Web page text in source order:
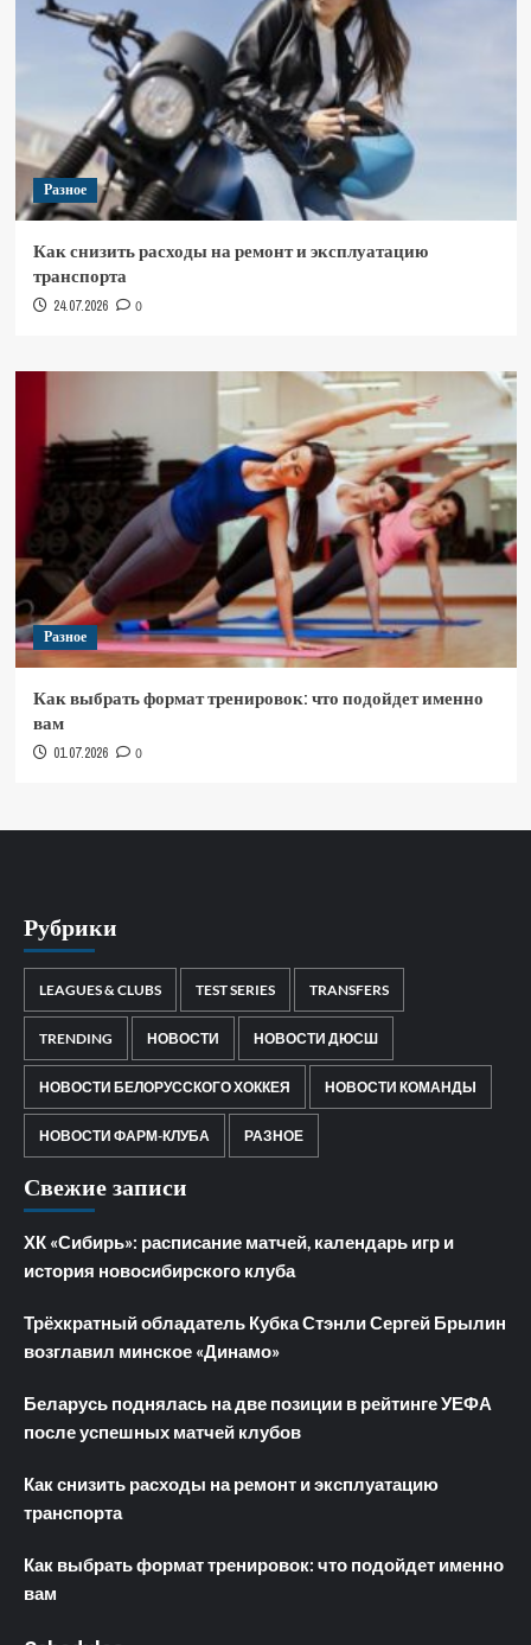
Разное
Как снизить расходы на ремонт и эксплуатацию
транспорта
24.07.2026 0
Разное
Как выбрать формат тренировок: что подойдет именно
вам
01.07.2026 0
Рубрики
LEAGUES & CLUBS TEST SERIES TRANSFERS
TRENDING НОВОСТИ НОВОСТИ ДЮСШ
НОВОСТИ БЕЛОРУССКОГО ХОККЕЯ НОВОСТИ КОМАНДЫ
НОВОСТИ ФАРМ-КЛУБА РАЗНОЕ
Свежие записи
ХК «Сибирь»: расписание матчей, календарь игр и
история новосибирского клуба
Трёхкратный обладатель Кубка Стэнли Сергей Брылин
возглавил минское «Динамо»
Беларусь поднялась на две позиции в рейтинге УЕФА
после успешных матчей клубов
Как снизить расходы на ремонт и эксплуатацию
транспорта
Как выбрать формат тренировок: что подойдет именно
вам